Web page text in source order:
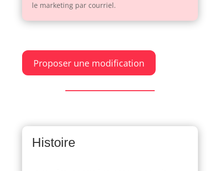
le marketing par courriel.
Proposer une modification
Histoire